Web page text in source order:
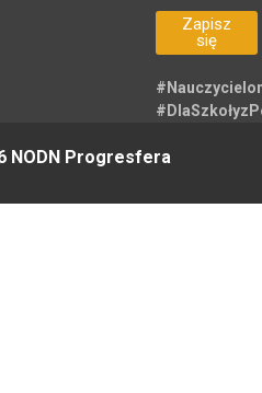
Zapisz
się
NODN Progresfera